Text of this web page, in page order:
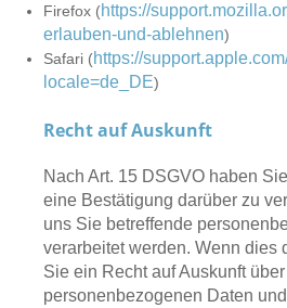
Firefox (https://
erlauben-und-ablehnen)
Safari (https://
locale=de_DE)
Recht auf Auskunft
Nach Art. 15 DSGVO haben
eine Bestätigung darüber zu
uns Sie betreffende
verarbeitet werden. Wenn dies
Sie ein Recht auf Auskunft
personenbezogenen Daten